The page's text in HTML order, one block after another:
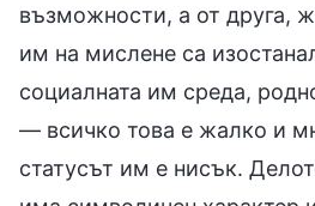
възможности, а от друга,
им на мислене са
социалната им среда,
— всичко това е жалко и
статусът им е нисък.